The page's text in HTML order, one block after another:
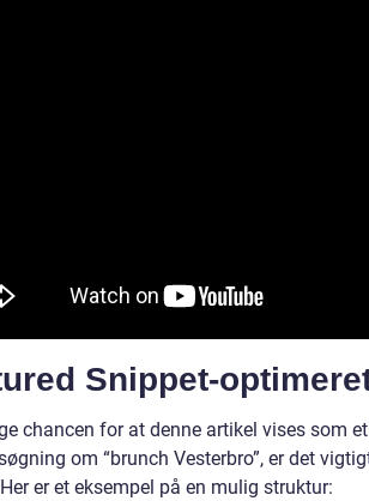
Snippet-
chancen for at denne artikel vises som
om “brunch Vesterbro”, er det
er et eksempel på en mulig struktur: